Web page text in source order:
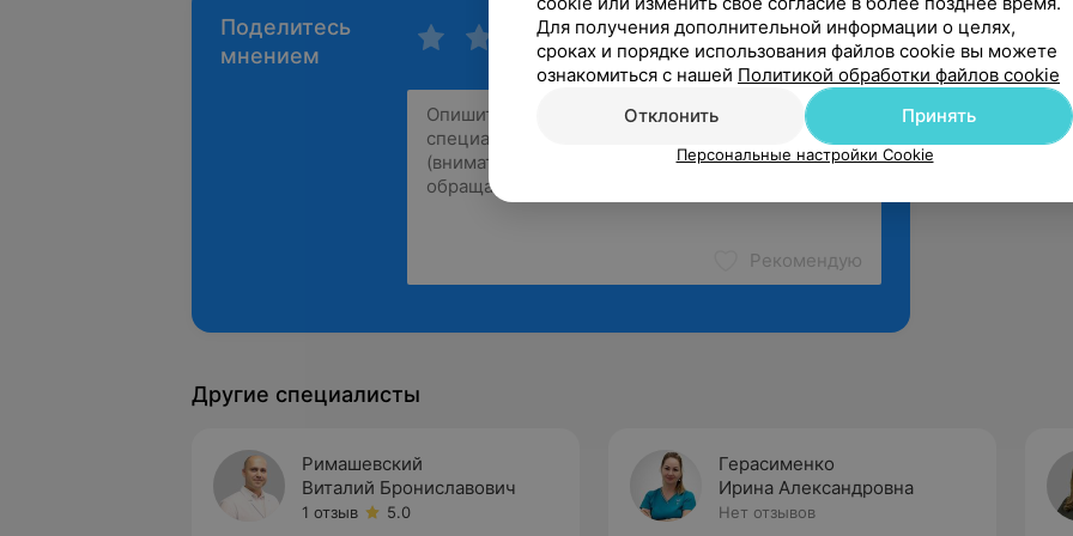
Поделитесь
мнением
Рекомендую
Другие специалисты
Римашевский
Виталий Брониславович
1 отзыв
5.0
Герасименко
Ирина Александровна
Нет отзывов
Для получения дополнительной информации о целях,
сроках и порядке использования файлов cookie вы можете
ознакомиться с нашей Политикой обработки файлов cookie
Отклонить
Принять
Персональные настройки Cookie